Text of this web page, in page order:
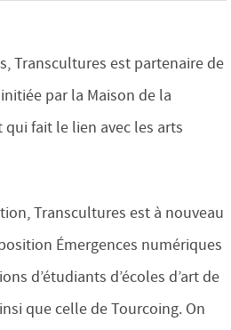
Transcultures est partenaire de
par la Maison de la
fait le lien avec les arts
Transcultures est à nouveau
Émergences numériques
d’étudiants d’écoles d’art de
que celle de Tourcoing. On